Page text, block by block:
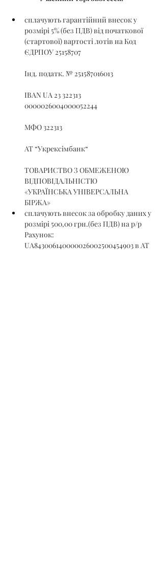
сплачують гарантійний внесок у
розмірі 5% (без ПДВ) від початкової
(стартової) вартості лотів на Код
ЄДРПОУ 25158707
Інд. податк. № 251587016013
IBAN UA 23 322313
0000026004000052244
МФО 322313
АТ “Укрексімбанк“
ТОВАРИСТВО З ОБМЕЖЕНОЮ
ВІДПОВІДАЛЬНІСТЮ
«УКРАЇНСЬКА УНІВЕРСАЛЬНА
БІРЖА»
сплачують внесок за обробку даних у
розмірі 500,00 грн.(без ПДВ) на р/р
Рахунок:
UA843006140000026002500454903 в АТ